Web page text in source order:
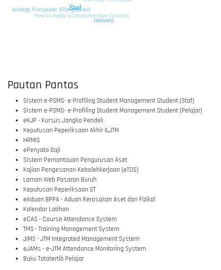
© FreeJoomla! 3 Modules- by
Pautan Pantas
Sistem e-PSMS- e-Profiling Student Management Student (Staf)
Sistem e-PSMS- e-Profiling Student Management Student (Pelajar)
eKJP - Kursus Jangka Pendek
Keputusan Peperiksaan Akhir ILJTM
HRMIS
ePenyata Gaji
Sistem Pemantauan Pengurusan Aset
Kajian Pengesanan Kebolehkerjaan (eTOS)
Laman Web Pasaran Buruh
Keputusan Peperiksaan ST
eAduan BPPA - Aduan Kerosakan Aset dan Fizikal
Kalendar Latihan
eCAS - Course Attendance System
TMS - Training Management System
JIMS - JTM Integrated Management System
eJAMs - e-JTM Attendance Monitoring System
Buku Tatatertib Pelajar